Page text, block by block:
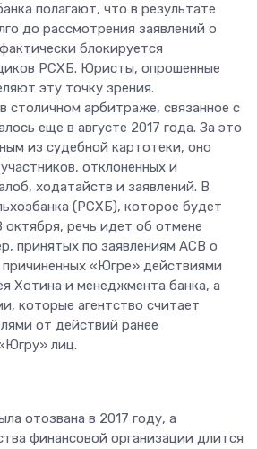
полагают, что в результате
до рассмотрения заявлений о
блокируется
РСХБ. Юристы, опрошенные
эту точку зрения.
столичном арбитраже, связанное с
еще в августе 2017 года. За это
из судебной картотеки, оно
отклоненных и
ходатайств и заявлений. В
(РСХБ), которое будет
октября, речь идет об отмене
принятых по заявлениям АСВ о
«Югре» действиями
Хотина и менеджмента банка, а
которые агентство считает
от действий ранее
лиц.
отозвана в 2017 году, а
финансовой организации длится